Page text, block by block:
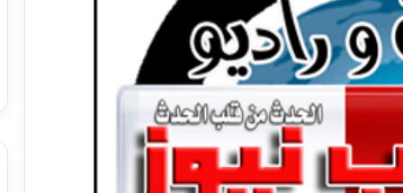
الدين …. يكتب
القرن 21
جديدمصطفى كامل سيف الدين …. يكتب
ميلاد جديد